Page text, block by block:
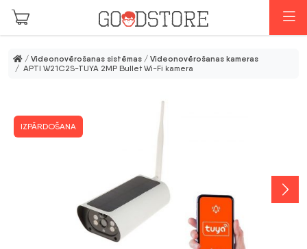
Skip to main content
/ Videonovērošanas sistēmas / Videonovērošanas kameras
/ APTI W21C2S-TUYA 2MP Bullet Wi-Fi kamera
IZPĀRDOŠANA